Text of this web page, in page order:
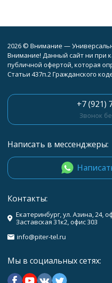
2026 © Внимание —
Внимание! Данный сайт ни при
публичной офертой, которая
Статьи 437п.2 Гражданского
+7 (921)
Звонок
Написать в мессенджеры:
Контакты:
Екатеринбург, ул. Азина, 24,
Заставская 31к2, офис 303
info@piter-tel.ru
Мы в социальных сетях: